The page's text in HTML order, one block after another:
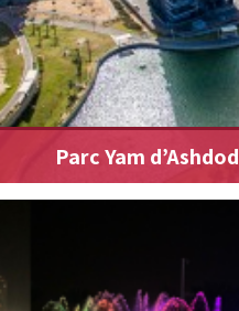
Parc Yam d’Ashdod